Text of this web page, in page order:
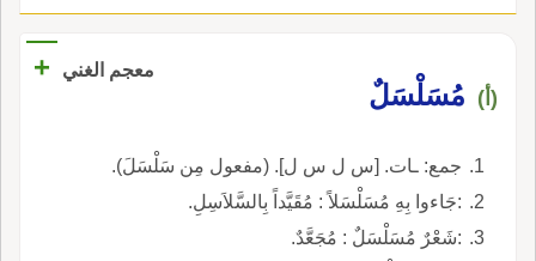
معجم الغني +
(أ) مُسَلْسَلٌ
جمع: ـات. [س ل س ل]. (مفعول مِن سَلْسَلَ).
:جَاءوا بِهِ مُسَلْسَلاً : مُقَيَّداً بِالسَّلاَسِلِ.
:شَعْرٌ مُسَلْسَلٌ : مُجَعَّدٌ.